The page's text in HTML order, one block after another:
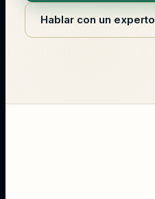
Hablar con un experto